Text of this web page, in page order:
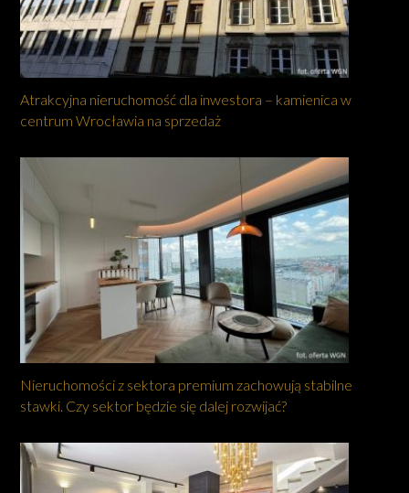
Atrakcyjna nieruchomość dla inwestora – kamienica w
centrum Wrocławia na sprzedaż
Nieruchomości z sektora premium zachowują stabilne
stawki. Czy sektor będzie się dalej rozwijać?